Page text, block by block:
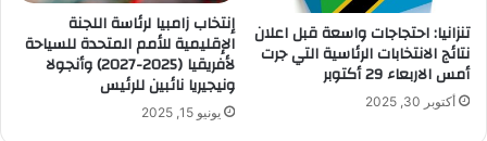
تنزانيا: احتجاجات واسعة قبل اعلان
نتائج الانتخابات الرئاسية التي جرت
أمس الاربعاء 29 أكتوبر
أكتوبر 30, 2025
إنتخاب زامبيا لرئاسة اللجنة
الإقليمية للأمم المتحدة للسياحة
لأفريقيا (2025-2027) وأنجولا
ونيجيريا نائبين للرئيس
يونيو 15, 2025